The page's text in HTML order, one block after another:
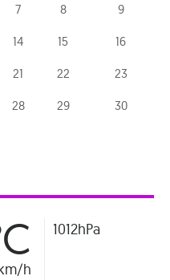
7 8 9
14 15 16
21 22 23
28 29 30
h
1012hPa